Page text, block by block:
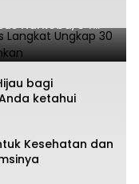
Polres
Narkoba, 34
bagi
ketahui
Kesehatan dan